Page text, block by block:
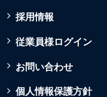
採用情報
従業員様ログイン
お問い合わせ
個人情報保護方針